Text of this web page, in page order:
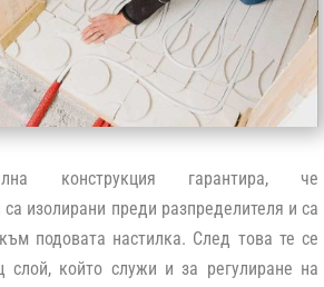
конструкция гарантира, че
са изолирани преди разпределителя и са
подовата настилка. След това те се
слой, който служи и за регулиране на